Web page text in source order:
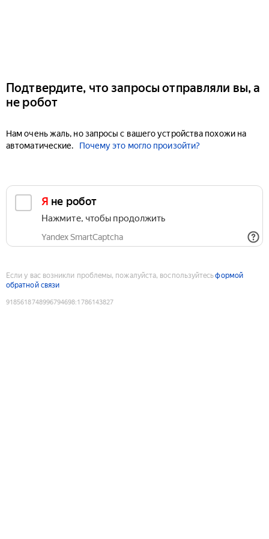
Подтвердите, что запросы отправляли вы, а
не робот
Нам очень жаль, но запросы с вашего устройства похожи на
автоматические.
Почему это могло произойти?
Я не робот
Нажмите, чтобы продолжить
Yandex SmartCaptcha
Если у вас возникли проблемы, пожалуйста, воспользуйтесьформой
обратной связи
9185618748996794698:1786143827